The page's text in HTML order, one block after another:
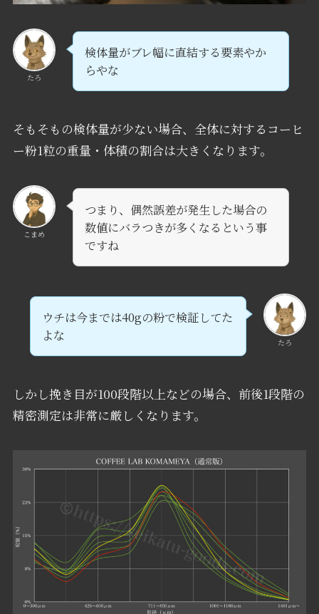
たろ
検体量がブレ幅に直結する要素やか
らやな
そもそもの検体量が少ない場合、全体に対するコーヒ
ー粉1粒の重量・体積の割合は大きくなります。
こまめ
つまり、偶然誤差が発生した場合の
数値にバラつきが多くなるという事
ですね
たろ
ウチは今までは40gの粉で検証してた
よな
しかし挽き目が100段階以上などの場合、前後1段階の
精密測定は非常に厳しくなります。